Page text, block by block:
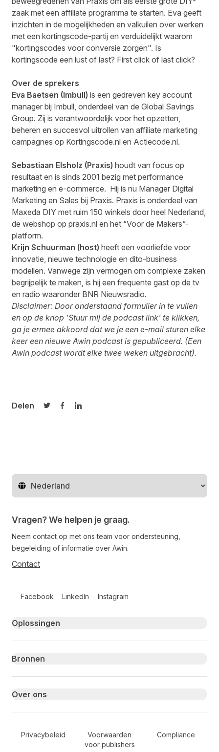
zaak met een affiliate programma te starten. Eva geeft
inzichten in de mogelijkheden en valkuilen over werken
met een kortingscode-partij en verduidelijkt waarom
"kortingscodes voor conversie zorgen". Is
kortingscode een lust of last? First click of last click?
Over de sprekers
Eva Baetsen (Imbull) is een gedreven key account
manager bij Imbull, onderdeel van de Global Savings
Group. Zij is verantwoordelijk voor het opzetten,
beheren en succesvol uitrollen van affiliate marketing
campagnes op Kortingscode.nl en Actiecode.nl.
Sebastiaan Elsholz (Praxis) houdt van focus op
resultaat en is sinds 2001 bezig met performance
marketing en e-commerce. Hij is nu Manager Digital
Marketing en Sales bij Praxis. Praxis is onderdeel van
Maxeda DIY met ruim 150 winkels door heel Nederland,
de webshop op praxis.nl en het “Voor de Makers”-
platform.
Krijn Schuurman (host) heeft een voorliefde voor
innovatie, nieuwe technologie en dito-business
modellen. Vanwege zijn vermogen om complexe zaken
begrijpelijk te maken, is hij een frequente gast op de tv
en radio waaronder BNR Nieuwsradio.
Disclaimer: Door onderstaand formulier in te vullen
en op de knop 'Stuur mij de podcast link' te klikken,
ga je ermee akkoord dat we je een e-mail sturen elke
keer een nieuwe Awin podcast is gepubliceerd. (Een
Awin podcast wordt elke twee weken uitgebracht).
Delen
Delen op Twitter
Delen op Facebook
Delen op LinkedIn
Regio wijzigen
Vragen? We helpen je graag.
Neem contact op met ons team voor ondersteuning,
begeleiding of informatie over Awin.
Contact
Facebook LinkedIn Instagram
Primary footer navigation
Oplossingen
Bronnen
Over ons
Secondary Footer Navigation
Privacybeleid
Voorwaarden
voor publishers
Compliance